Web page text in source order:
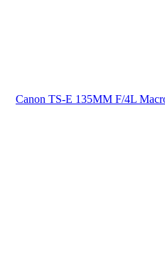
Canon TS-E 135MM F/4L